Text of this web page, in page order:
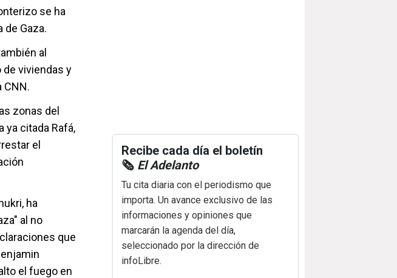
se ha
de Gaza.
al
viviendas y
CNN.
zonas del
ya citada Rafá,
el
ha
al no
que
el fuego en
Recibe cada día el boletín
🗞️ El Adelanto
Tu cita diaria con el periodismo que
importa. Un avance exclusivo de las
informaciones y opiniones que
marcarán la agenda del día,
seleccionado por la dirección de
infoLibre.